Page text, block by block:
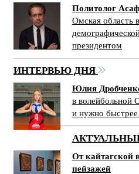
Политолог
Омская область
президентом
ИНТЕРВЬЮ ДНЯ
Юлия
в волейбольной
и нужно
От кайтагской
пейзажей